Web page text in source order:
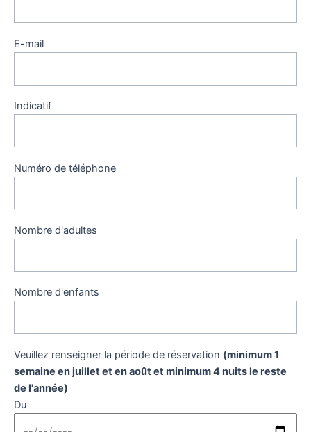
E-mail
Indicatif
Numéro de téléphone
Nombre d'adultes
Nombre d'enfants
Veuillez renseigner la période de réservation (minimum 1
semaine en juillet et en août et minimum 4 nuits le reste
de l'année)
Du